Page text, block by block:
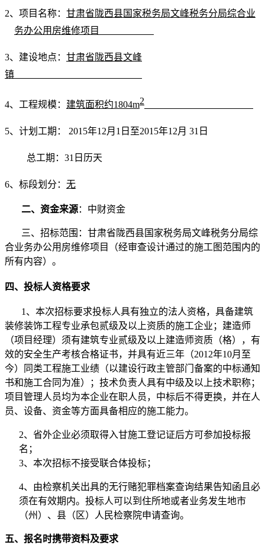
2、 项目名称： 甘肃省陇西县国家税务局文峰税务分局综合业
务办公用房维修项目
3、建设地点： 甘肃省陇西县文峰
镇
4、工程规模： 建筑面积约1804m2
5、计划工期： 201 5年12月 1 日 至201 5年12月 31日
总工期：31 日历天
6、标段划分： 无
二、资金来源： 中财资金
三、招标范围： 甘肃省陇西县国家税务局文峰税务分局综
合业务办公用房维修项目
（经审查设计通过的施工图范围内的
所有内容）。
四、投标人资格要求
1 、本次招标要求投标人具有独立的法人资格， 具备建筑
装修装饰工程专业承包贰级及以上资质的施工企业 ； 建造师
（项目经理） 须有建筑专业贰级及以上建造师资质（格）
，有
效的安全生产考核合格证书， 并具有近三年（2012年10月至
今）
同类工程施工业绩 （以建设行政主管部门备案的中标通知
书和施工合同为准）； 技术负责人具有中级及以上技术职称；
项目管理人员均为本企业在职人员，中标后不得更换，并在人
员、设备、资金等方面具备相应的施工能力。
2、省外企业必须取得入甘施工登记证后方可参加投标报
名；
3、本次招标不接受联合体投标；
4、 由检察机关出具的无行赌犯罪档案查询结果告知函且必
须在有效期内。投标人可以到住所地或者业务发生地市
（州）、县（区）人民检察院申请查询。
五、报名时携带资料及要求